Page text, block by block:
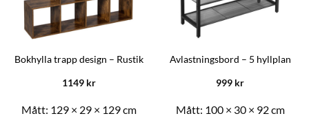
Bokhylla trapp design – Rustik
1149 kr
Mått: 129 × 29 × 129 cm
Avlastningsbord – 5 hyllplan
999 kr
Mått: 100 × 30 × 92 cm